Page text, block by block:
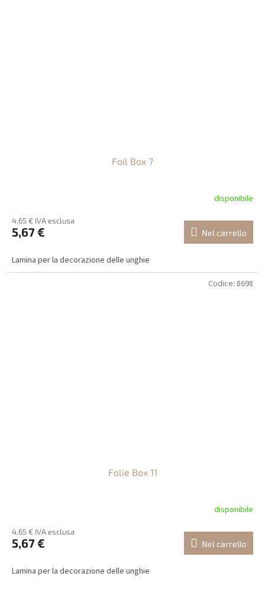
Foil Box 7
disponibile
4,65 € IVA esclusa
5,67 € Nel carrello
Lamina per la decorazione delle unghie
Folie Box 11
disponibile
4,65 € IVA esclusa
5,67 € Nel carrello
Lamina per la decorazione delle unghie
Codice: 8698